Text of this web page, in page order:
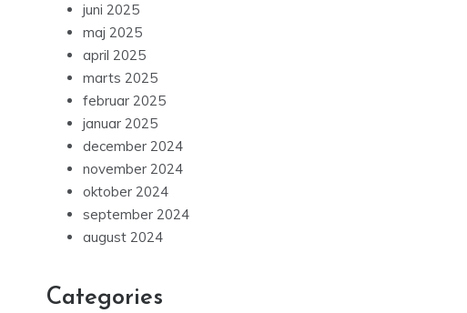
juni 2025
maj 2025
april 2025
marts 2025
februar 2025
januar 2025
december 2024
november 2024
oktober 2024
september 2024
august 2024
Categories